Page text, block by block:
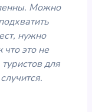
Можно
нужно
что это не
для